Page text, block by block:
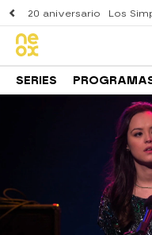
20 aniversario Los
SERIES
Neox » Los